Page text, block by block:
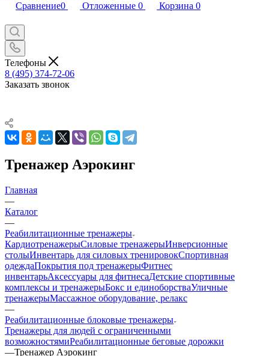
Сравнение0 Отложенные 0 Корзина 0
Телефоны
8 (495) 374-72-06
Заказать звонок
Тренажер Аэрокинг
Главная
—
Каталог
—
Реабилитационные тренажеры
КардиотренажерыСиловые тренажерыИнверсионные
столыИнвентарь для силовых тренировокСпортивная
одеждаПокрытия под тренажерыФитнес
инвентарьАксессуары для фитнесаДетские спортивные
комплексы и тренажерыБокс и единоборстваУличные
тренажерыМассажное оборудование, релакс
—
Реабилитационные блоковые тренажеры
Тренажеры для людей с ограниченными
возможностямиРеабилитационные беговые дорожки
—Тренажер Аэрокинг